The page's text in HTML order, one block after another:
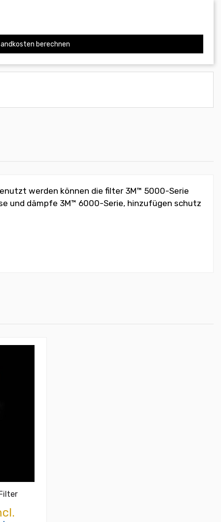
berechnen
werden können die filter 3M™ 5000-Serie
und dämpfe 3M™ 6000-Serie, hinzufügen schutz